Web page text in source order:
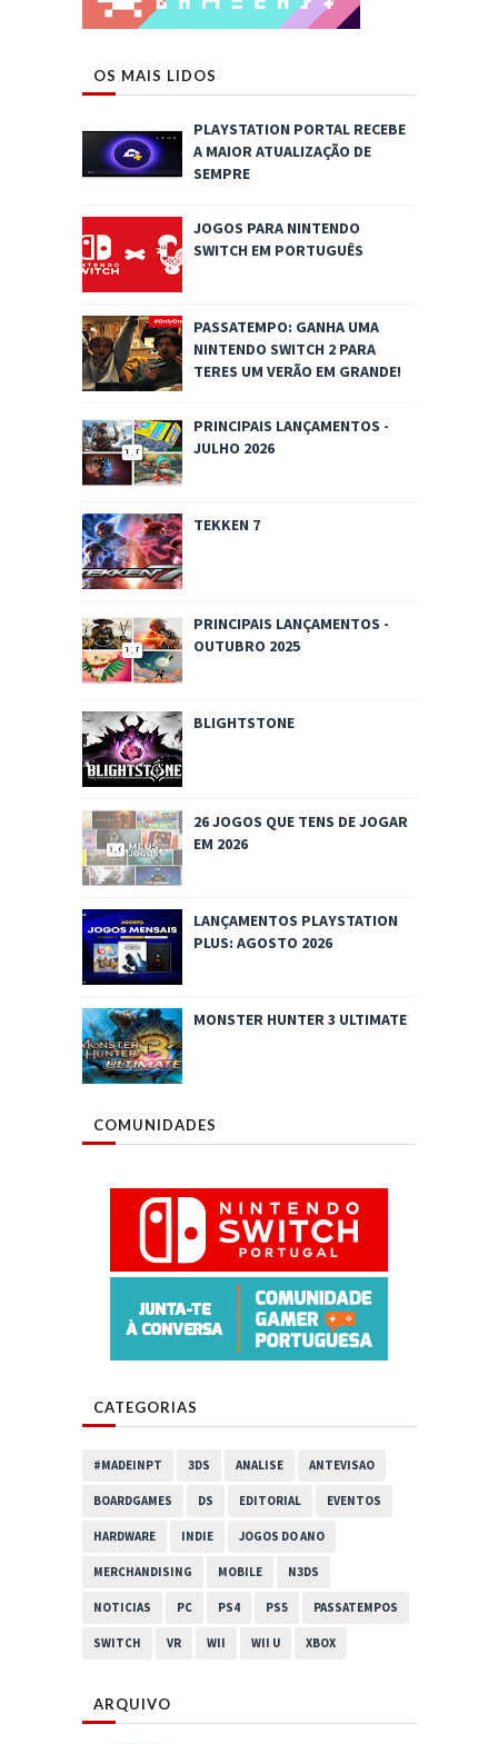
OS MAIS LIDOS
PLAYSTATION PORTAL RECEBE
A MAIOR ATUALIZAÇÃO DE
SEMPRE
JOGOS PARA NINTENDO
SWITCH EM PORTUGUÊS
PASSATEMPO: GANHA UMA
NINTENDO SWITCH 2 PARA
TERES UM VERÃO EM GRANDE!
PRINCIPAIS LANÇAMENTOS -
JULHO 2026
TEKKEN 7
PRINCIPAIS LANÇAMENTOS -
OUTUBRO 2025
BLIGHTSTONE
26 JOGOS QUE TENS DE JOGAR
EM 2026
LANÇAMENTOS PLAYSTATION
PLUS: AGOSTO 2026
MONSTER HUNTER 3 ULTIMATE
COMUNIDADES
CATEGORIAS
#MADEINPT 3DS ANALISE ANTEVISAO
BOARDGAMES DS EDITORIAL EVENTOS
HARDWARE INDIE JOGOS DO ANO
MERCHANDISING MOBILE N3DS
NOTICIAS PC PS4 PS5 PASSATEMPOS
SWITCH VR WII WII U XBOX
ARQUIVO